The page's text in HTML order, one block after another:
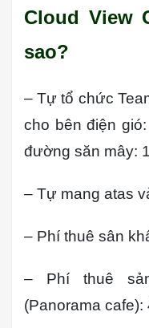
Cloud View
sao?
– Tự tổ chức
cho bên điện
đường săn mây:
– Tự mang atas
– Phí thuê sân
– Phí thuê
(Panorama